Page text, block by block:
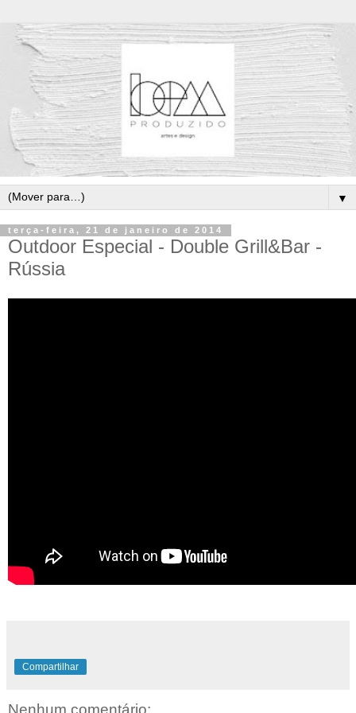
▼
terça-feira, 21 de janeiro de 2014
Outdoor Especial - Double Grill&Bar -
Rússia
Compartilhar
Nenhum comentário: